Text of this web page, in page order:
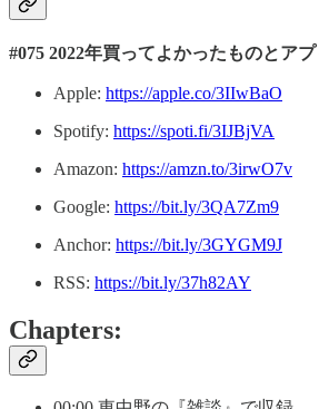
#075 2022年買ってよかったものとア
Apple: https://apple.co/3IIwBaO
Spotify: https://spoti.fi/3IJBjVA
Amazon: https://amzn.to/3irwO7v
Google: https://bit.ly/3QA7Zm9
Anchor: https://bit.ly/3GYGM9J
RSS: https://bit.ly/37h82AY
Chapters: